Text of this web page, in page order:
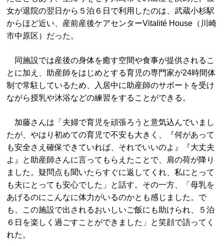
女が退院の翌日から５泊６日で利用したのは、武蔵小杉駅
からほど近い、産前産後ケアセンターVitalité House（川崎
市中原区）だった。
同施設では産後の身体を癒す空間や食事が提供されるこ
とに加え、助産師をはじめとする育児の専門家が24時間体
制で常駐しているため、入居中に助産師のサポートを受け
ながら授乳や沐浴などの練習をすることができる。
加藤さんは「夫婦で育児を頑張ろうと意気込んでいまし
たが、やはり初めての育児で不安も大きく、『何があって
も安全さえ確保できていれば、それでいいのよ』『大丈夫
よ』と助産師さんに言ってもらえたことで、肩の荷が降り
ました。疑問点も聞いたらすぐに返してくれ、私にとって
も夫にとっても安心でした」と話す。その一方、「母乳を
あげるのにこんなに体力がいるのかとも感じました。で
も、この施設で出されるおいしいご飯にも助けられ、５泊
６日を楽しく過ごすことができました」と笑顔で語ってく
れた。